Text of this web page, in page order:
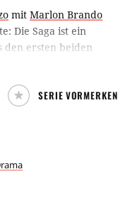
mit Marlon Brando
Die Saga ist ein
den ersten beiden
Szenen beinhaltet,
verwendet wurden.
SERIE VORMERKEN